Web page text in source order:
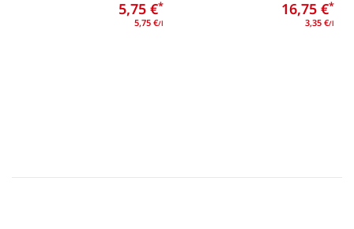
5,75 €*
5,75 €/l
16,75 €*
3,35 €/l